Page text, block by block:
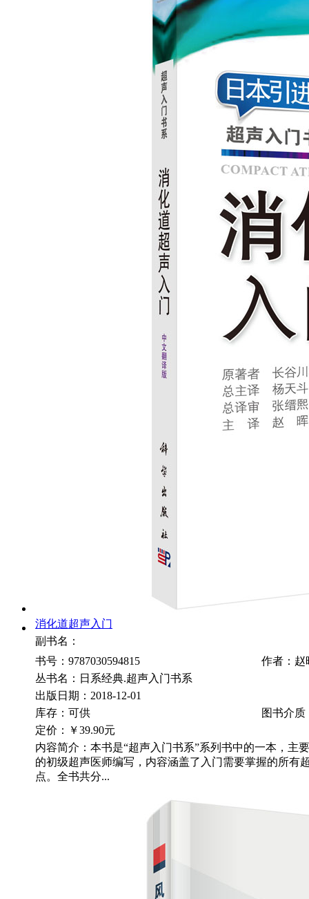
消化道超声入门
副书名：
书号：9787030594815
作者：赵
丛书名：日系经典.超声入门书系
出版日期：2018-12-01
库存：可供
图书介质
定价：
￥39.90元
内容简介：本书是“超声入门书系”系列书中的一本，主
的初级超声医师编写，内容涵盖了入门需要掌握的所有
点。全书共分...